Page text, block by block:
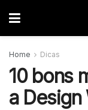
Home Dicas
10 bons
a